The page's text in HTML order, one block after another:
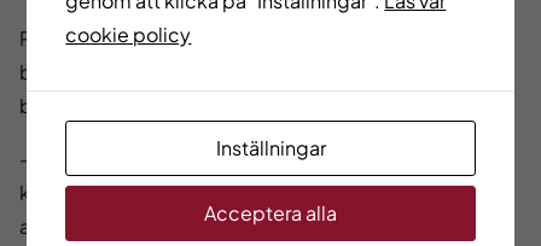
På frågan om hur det är att jobba i en mansdominerad
bransch svarar Malin Andersson att det där med att det
bara är män som jobbar inom branschen är fel.
– Jag möter många tjejer som kommer med sina
kranbilar när jag är ute på olika arbetsplatser. Åkerierna
anställer gärna tjejer. Jag kan nog inte tänka mig att
cookie policy
Inställningar
Acceptera alla